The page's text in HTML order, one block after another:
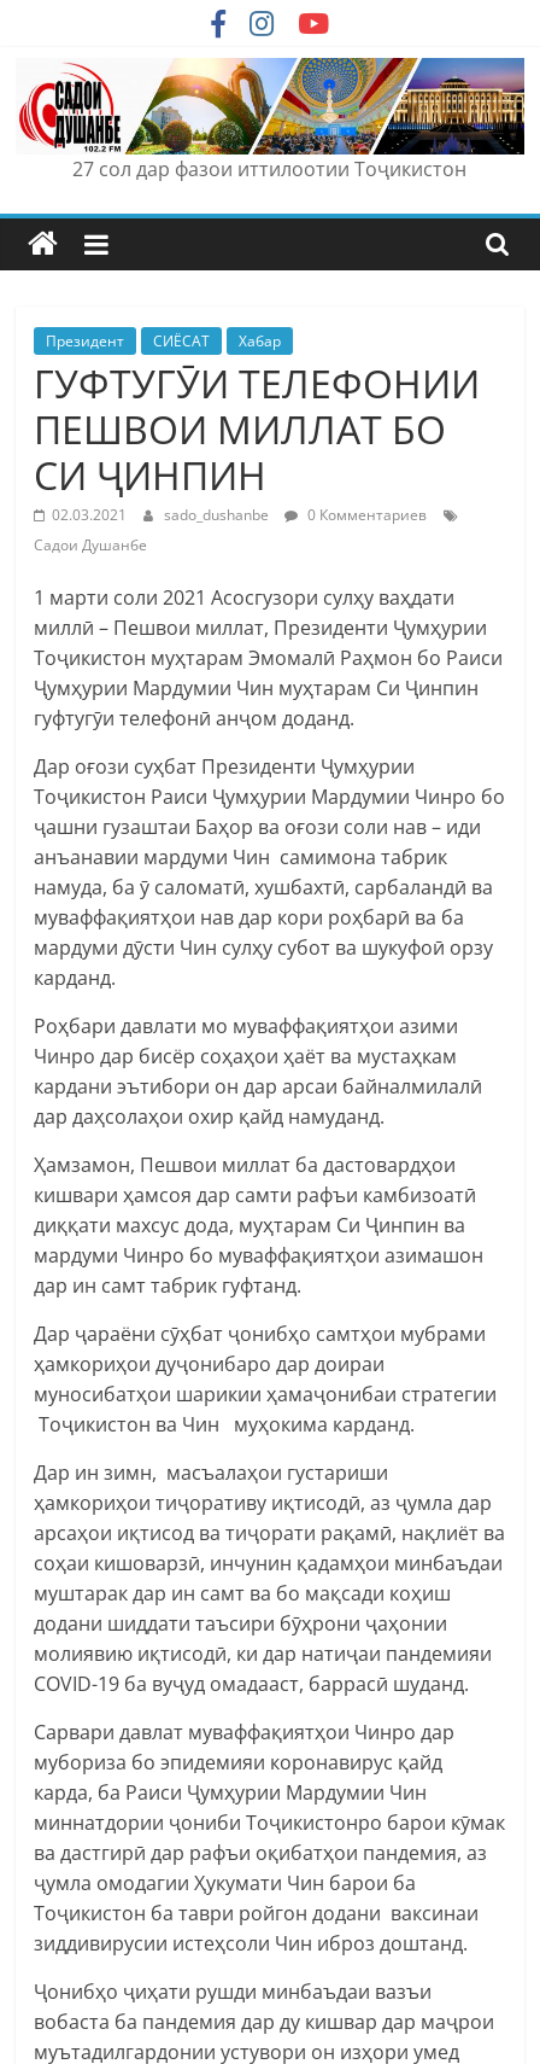
content
27 сол дар фазои иттилоотии Тоҷикистон
Президент СИЁСАТ Хабар
ГУФТУГӮИ ТЕЛЕФОНИИ
ПЕШВОИ МИЛЛАТ БО
СИ ҶИНПИН
02.03.2021 sado_dushanbe
0 Комментариев
Садои Душанбе
1 марти соли 2021 Асосгузори сулҳу ваҳдати
миллӣ – Пешвои миллат, Президенти Ҷумҳурии
Тоҷикистон муҳтарам Эмомалӣ Раҳмон бо Раиси
Ҷумҳурии Мардумии Чин муҳтарам Си Ҷинпин
гуфтугӯи телефонӣ анҷом доданд.
Дар оғози суҳбат Президенти Ҷумҳурии
Тоҷикистон Раиси Ҷумҳурии Мардумии Чинро бо
ҷашни гузаштаи Баҳор ва оғози соли нав – иди
анъанавии мардуми Чин самимона табрик
намуда, ба ӯ саломатӣ, хушбахтӣ, сарбаландӣ ва
муваффақиятҳои нав дар кори роҳбарӣ ва ба
мардуми дӯсти Чин сулҳу субот ва шукуфоӣ орзу
карданд.
Роҳбари давлати мо муваффақиятҳои азими
Чинро дар бисёр соҳаҳои ҳаёт ва мустаҳкам
кардани эътибори он дар арсаи байналмилалӣ
дар даҳсолаҳои охир қайд намуданд.
Ҳамзамон, Пешвои миллат ба дастовардҳои
кишвари ҳамсоя дар самти рафъи камбизоатӣ
диққати махсус дода, муҳтарам Си Ҷинпин ва
мардуми Чинро бо муваффақиятҳои азимашон
дар ин самт табрик гуфтанд.
Дар ҷараёни сӯҳбат ҷонибҳо самтҳои мубрами
ҳамкориҳои дуҷонибаро дар доираи
муносибатҳои шарикии ҳамаҷонибаи стратегии
Тоҷикистон ва Чин муҳокима карданд.
Дар ин зимн, масъалаҳои густариши
ҳамкориҳои тиҷоративу иқтисодӣ, аз ҷумла дар
арсаҳои иқтисод ва тиҷорати рақамӣ, нақлиёт ва
соҳаи кишоварзӣ, инчунин қадамҳои минбаъдаи
муштарак дар ин самт ва бо мақсади коҳиш
додани шиддати таъсири бӯҳрони ҷаҳонии
молиявию иқтисодӣ, ки дар натиҷаи пандемияи
COVID-19 ба вуҷуд омадааст, баррасӣ шуданд.
Сарвари давлат муваффақиятҳои Чинро дар
мубориза бо эпидемияи коронавирус қайд
карда, ба Раиси Ҷумҳурии Мардумии Чин
миннатдории ҷониби Тоҷикистонро барои кӯмак
ва дастгирӣ дар рафъи оқибатҳои пандемия, аз
ҷумла омодагии Ҳукумати Чин барои ба
Тоҷикистон ба таври ройгон додани ваксинаи
зиддивирусии истеҳсоли Чин иброз доштанд.
Ҷонибҳо ҷиҳати рушди минбаъдаи вазъи
вобаста ба пандемия дар ду кишвар дар маҷрои
муътадилгардонии устувори он изҳори умед